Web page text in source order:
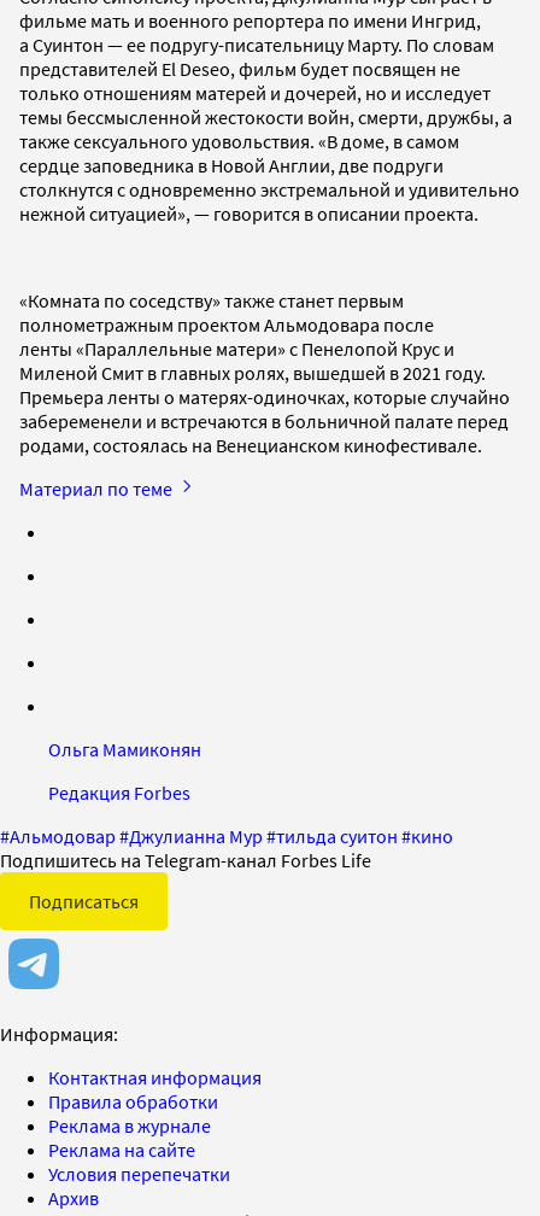
фильме мать и военного репортера по имени Ингрид,
а Суинтон — ее подругу-писательницу Марту. По словам
представителей El Deseo, фильм будет посвящен не
только отношениям матерей и дочерей, но и исследует
темы бессмысленной жестокости войн, смерти, дружбы, а
также сексуального удовольствия. «В доме, в самом
сердце заповедника в Новой Англии, две подруги
столкнутся с одновременно экстремальной и удивительно
нежной ситуацией», — говорится в описании проекта.
«Комната по соседству» также станет первым
полнометражным проектом Альмодовара после
ленты «Параллельные матери» с Пенелопой Крус и
Миленой Смит в главных ролях, вышедшей в 2021 году.
Премьера ленты о матерях-одиночках, которые случайно
забеременели и встречаются в больничной палате перед
родами, состоялась на Венецианском кинофестивале.
Материал по теме
Ольга Мамиконян
Редакция Forbes
#Альмодовар #Джулианна Мур #тильда суитон #кино
Подпишитесь на Telegram-канал Forbes Life
Подписаться
Информация:
Контактная информация
Правила обработки
Реклама в журнале
Реклама на сайте
Условия перепечатки
Архив